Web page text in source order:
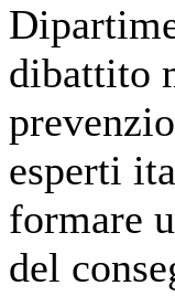
dibattito
esperti
formare
del